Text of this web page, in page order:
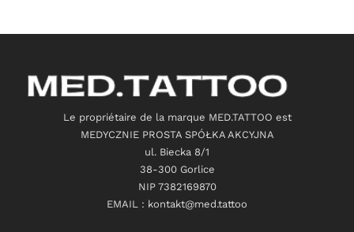
Le propriétaire de la marque MED.TATTOO est
MEDYCZNIE PROSTA SPÓŁKA AKCYJNA
ul. Biecka 8/1
38-300 Gorlice
NIP 7382169870
EMAIL : kontakt@med.tattoo